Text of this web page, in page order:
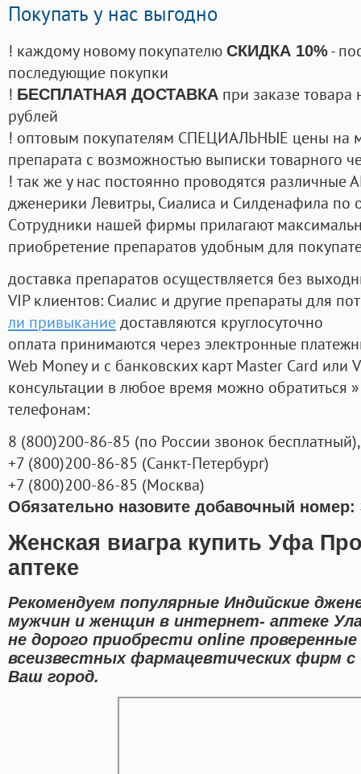
Покупать у нас выгодно
! каждому новому покупателю СКИДКА 10%-
последующие покупки
! БЕСПЛАТНАЯ ДОСТАВКА при заказе
рублей
! оптовым покупателям СПЕЦИАЛЬНЫЕ цены на
препарата с возможностью выписки товарного
! так же у нас постоянно проводятся
дженерики Левитры, Сиалиса и Силденафила по
Cотрудники нашей фирмы прилагают
приобретение препаратов удобным для
доставка препаратов осуществляется без
VIP клиентов: Сиалис и другие препараты для
ли привыканиедоставляются круглосуточно
оплата принимаются через электронные
Web Money и с банковских карт Master Card или
консультации в любое время можно обратиться
телефонам:
8 (800)200-86-85 (по России звонок бесплатный),
+7 (800)200-86-85 (Санкт-Петербург)
+7 (800)200-86-85 (Москва)
Обязательно назовите добавочный номер:
Женская виагра купить Уфа
аптеке
Рекомендуем популярные Индийские
мужчин и женщин в интернет- аптеке
не дорого приобрести online
всеизвестных фармацевтических фирм
Ваш город.